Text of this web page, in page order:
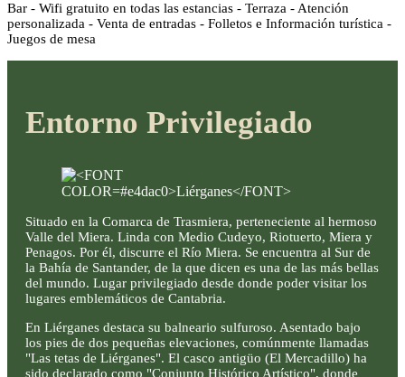
Bar - Wifi gratuito en todas las estancias - Terraza - Atención
personalizada - Venta de entradas - Folletos e Información turística -
Juegos de mesa
Entorno Privilegiado
Situado en la Comarca de Trasmiera, perteneciente al hermoso
Valle del Miera. Linda con Medio Cudeyo, Riotuerto, Miera y
Penagos. Por él, discurre el Río Miera. Se encuentra al Sur de
la Bahía de Santander, de la que dicen es una de las más bellas
del mundo. Lugar privilegiado desde donde poder visitar los
lugares emblemáticos de Cantabria.
En Liérganes destaca su balneario sulfuroso. Asentado bajo
los pies de dos pequeñas elevaciones, comúnmente llamadas
"Las tetas de Liérganes". El casco antigüo (El Mercadillo) ha
sido declarado como "Conjunto Histórico Artístico", donde